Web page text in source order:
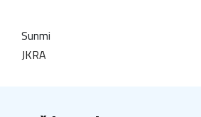
Sunmi
JKRA